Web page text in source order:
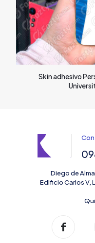
Skin adhesivo
Diego de
Edificio Carlos V,